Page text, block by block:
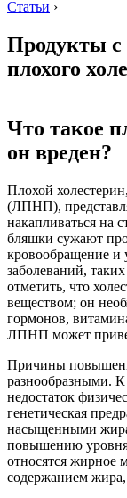
Статьи ›
Продукты с
плохого
Что такое
он вреден?
Плохой
(ЛПНП),
накапливаться на
бляшки сужают
кровообращение и
заболеваний,
отметить, что
веществом; он
гормонов,
ЛПНП может
Причины
разнообразными. К
недостаток
генетическая
насыщенными
повышению
относятся жирное
содержанием жира,